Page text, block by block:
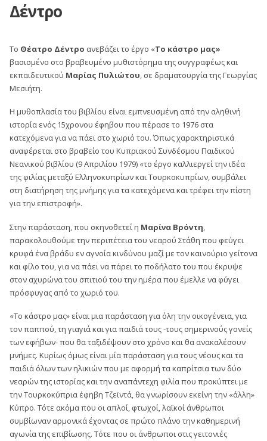
Δέντρο
Το Θέατρο Δέντρο ανεβάζει το έργο «Το κάστρο μας»
βασισμένο στο βραβευμένο μυθιστόρημα της συγγραφέως και
εκπαιδευτικού Μαρίας Πυλιώτου, σε δραματουργία της Γεωργίας
Μεσιήτη.
Η μυθοπλασία του βιβλίου είναι εμπνευσμένη από την αληθινή
ιστορία ενός 15χρονου έφηβου που πέρασε το 1976 στα
κατεχόμενα για να πάει στο χωριό του. Όπως χαρακτηριστικά
αναφέρεται στο βραβείο του Κυπριακού Συνδέσμου Παιδικού
Νεανικού βιβλίου (9 Απριλίου 1979) «το έργο καλλιεργεί την ιδέα
της φιλίας μεταξύ Ελληνοκυπρίων και Τουρκοκυπρίων, συμβάλει
στη διατήρηση της μνήμης για τα κατεχόμενα και τρέφει την πίστη
για την επιστροφή».
Στην παράσταση, που σκηνοθετεί η Μαρίνα Βρόντη,
παρακολουθούμε την περιπέτεια του νεαρού Στάθη που φεύγει
κρυφά ένα βράδυ εν αγνοία κινδύνου μαζί με τον καινούριο γείτονα
και φίλο του, για να πάει να πάρει το ποδήλατο του που έκρυψε
στον αχυρώνα του σπιτιού του την ημέρα που έμελλε να φύγει
πρόσφυγας από το χωριό του.
«Το κάστρο μας» είναι μια παράσταση για όλη την οικογένεια, για
τον παππού, τη γιαγιά και για παιδιά τους -τους σημερινούς γονείς
των εφήβων- που θα ταξιδέψουν στο χρόνο και θα ανακαλέσουν
μνήμες. Κυρίως όμως είναι μία παράσταση για τους νέους και τα
παιδιά όλων των ηλικιών που με αφορμή τα καπρίτσια των δύο
νεαρών της ιστορίας και την αναπάντεχη φιλία που προκύπτει με
την Τουρκοκύπρια έφηβη Τζεϊντά, θα γνωρίσουν εκείνη την «άλλη»
Κύπρο. Τότε ακόμα που οι απλοί, φτωχοί, λαϊκοί άνθρωποι
συμβίωναν αρμονικά έχοντας σε πρώτο πλάνο την καθημερινή
αγωνία της επιβίωσης. Τότε που οι άνθρωποι στις γειτονιές